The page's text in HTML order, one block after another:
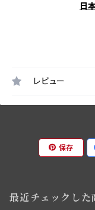
日
レビュー
保存
最近チェックした